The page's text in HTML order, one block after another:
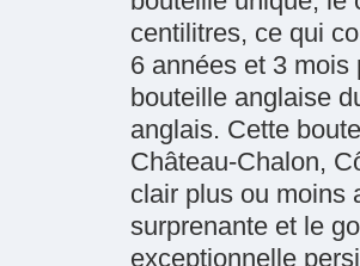
centilitres, ce qui
6 années et 3
bouteille anglaise
anglais. Cette
Château-Chalon,
clair plus ou moins
surprenante et le
exceptionnelle